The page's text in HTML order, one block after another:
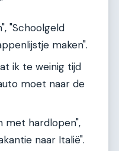
"Schoolgeld
maken".
ik te weinig tijd
moet naar de
met hardlopen",
naar Italië".